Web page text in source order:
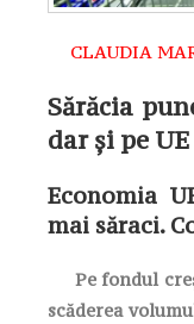
CLAUDIA
Sărăcia
dar și pe UE
Economia
mai săraci.
Pe fondul
scăderea